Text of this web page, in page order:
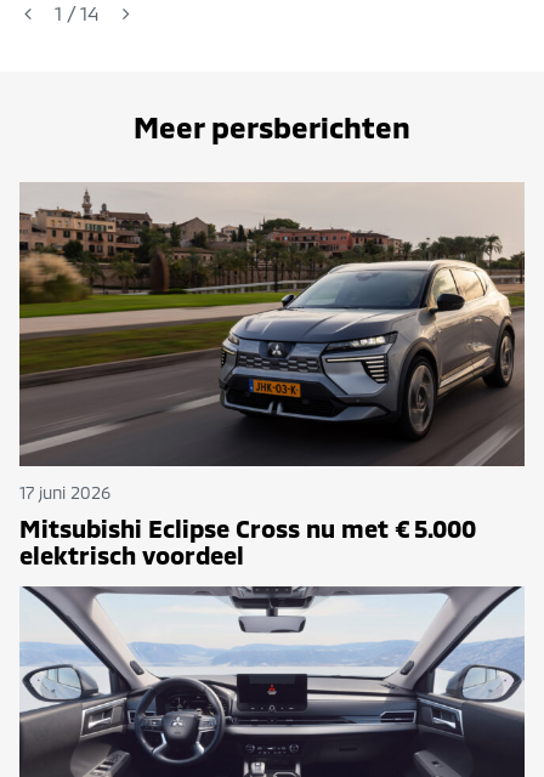
1 /14
Meer persberichten
17 juni 2026
Mitsubishi Eclipse Cross nu met € 5.000
elektrisch voordeel